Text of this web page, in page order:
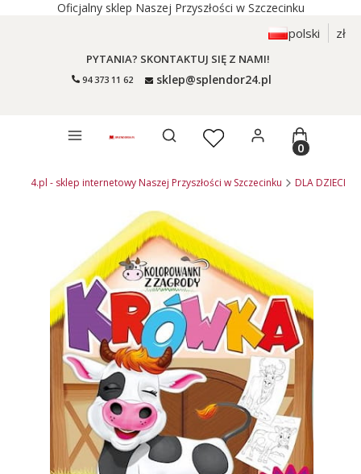
Oficjalny sklep Naszej Przyszłości w Szczecinku
polski zł
PYTANIA? SKONTAKTUJ SIĘ Z NAMI!
94 373 11 62 sklep@splendor24.pl
Otwórz wyszukiwarkęProdukty
- sklep internetowy Naszej Przyszłości w Szczecinku DLA DZIECI